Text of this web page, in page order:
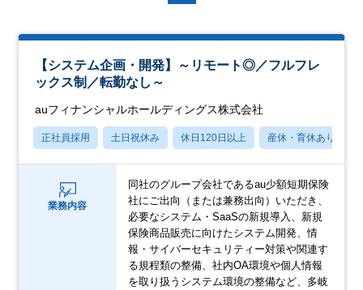
【システム企画・開発】～リモート◎／フルフレ
ックス制／転勤なし～
auフィナンシャルホールディングス株式会社
正社員採用 土日祝休み 休日120日以上 産休・育休あり
業務内容
同社のグループ会社であるau少額短期保険
社にご出向（または兼務出向）いただき、
必要なシステム・SaaSの新規導入、新規
保険商品販売に向けたシステム開発、情
報・サイバーセキュリティー対策や関連す
る規程類の整備、社内OA環境や個人情報
を取り扱うシステム環境の整備など、多岐